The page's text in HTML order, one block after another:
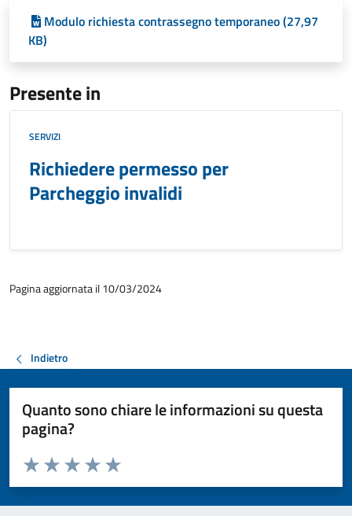
Modulo richiesta contrassegno temporaneo (27,97
KB)
Presente in
SERVIZI
Richiedere permesso per
Parcheggio invalidi
Pagina aggiornata il 10/03/2024
Indietro
Quanto sono chiare le informazioni su questa
pagina?
Valuta da 1 a 5 stelle la pagina
Valuta 5 stelle su 5
Valuta 4 stelle su 5
Valuta 3 stelle su 5
Valuta 2 stelle su 5
Valuta 1 stelle su 5